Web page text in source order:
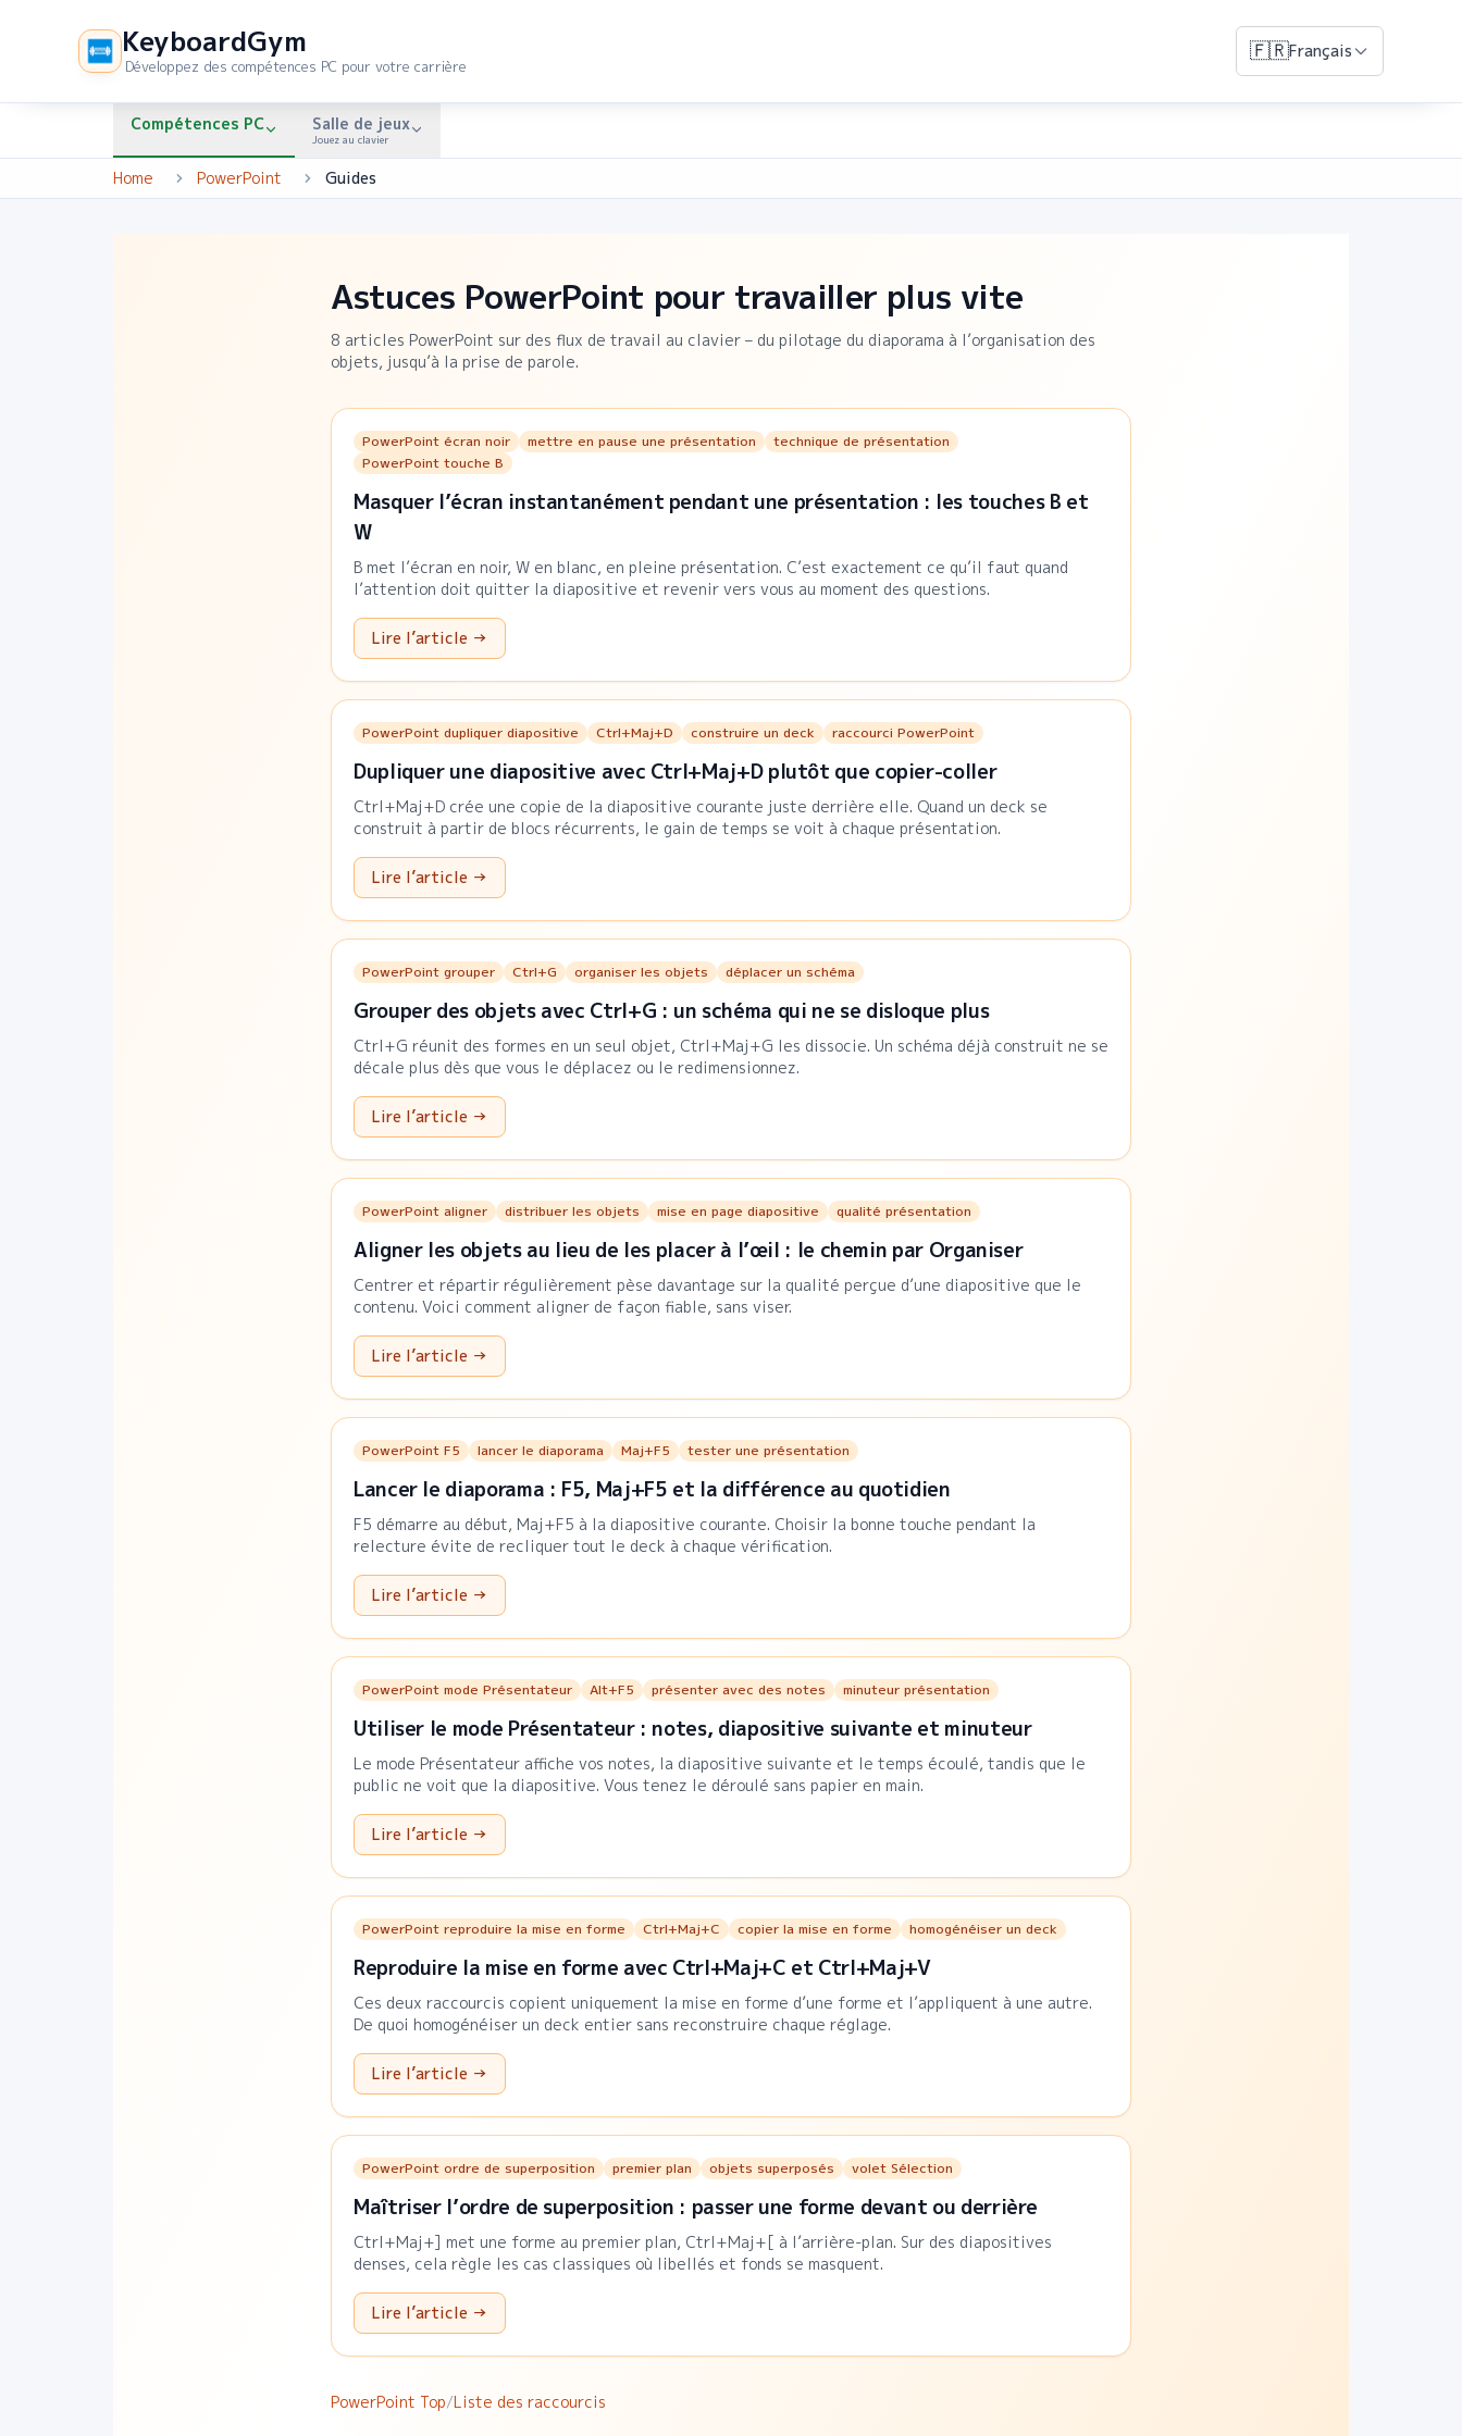
KeyboardGym
Développez des compétences PC pour votre carrière
🇫🇷Français
Compétences PC Salle de jeux
Jouez au clavier
Home PowerPoint Guides
Astuces PowerPoint pour travailler plus vite
8 articles PowerPoint sur des flux de travail au clavier – du pilotage du diaporama à l’organisation des
objets, jusqu’à la prise de parole.
PowerPoint écran noir mettre en pause une présentation
technique de présentation
PowerPoint touche B
Masquer l’écran instantanément pendant une présentation : les touches B et
W
B met l’écran en noir, W en blanc, en pleine présentation. C’est exactement ce qu’il faut quand
l’attention doit quitter la diapositive et revenir vers vous au moment des questions.
Lire l’article →
PowerPoint dupliquer diapositive Ctrl+Maj+D construire un deck raccourci PowerPoint
Dupliquer une diapositive avec Ctrl+Maj+D plutôt que copier-coller
Ctrl+Maj+D crée une copie de la diapositive courante juste derrière elle. Quand un deck se
construit à partir de blocs récurrents, le gain de temps se voit à chaque présentation.
Lire l’article →
PowerPoint grouper Ctrl+G organiser les objets déplacer un schéma
Grouper des objets avec Ctrl+G : un schéma qui ne se disloque plus
Ctrl+G réunit des formes en un seul objet, Ctrl+Maj+G les dissocie. Un schéma déjà construit ne se
décale plus dès que vous le déplacez ou le redimensionnez.
Lire l’article →
PowerPoint aligner distribuer les objets mise en page diapositive qualité présentation
Aligner les objets au lieu de les placer à l’œil : le chemin par Organiser
Centrer et répartir régulièrement pèse davantage sur la qualité perçue d’une diapositive que le
contenu. Voici comment aligner de façon fiable, sans viser.
Lire l’article →
PowerPoint F5 lancer le diaporama Maj+F5 tester une présentation
Lancer le diaporama : F5, Maj+F5 et la différence au quotidien
F5 démarre au début, Maj+F5 à la diapositive courante. Choisir la bonne touche pendant la
relecture évite de recliquer tout le deck à chaque vérification.
Lire l’article →
PowerPoint mode Présentateur Alt+F5 présenter avec des notes minuteur présentation
Utiliser le mode Présentateur : notes, diapositive suivante et minuteur
Le mode Présentateur affiche vos notes, la diapositive suivante et le temps écoulé, tandis que le
public ne voit que la diapositive. Vous tenez le déroulé sans papier en main.
Lire l’article →
PowerPoint reproduire la mise en forme Ctrl+Maj+C copier la mise en forme homogénéiser un deck
Reproduire la mise en forme avec Ctrl+Maj+C et Ctrl+Maj+V
Ces deux raccourcis copient uniquement la mise en forme d’une forme et l’appliquent à une autre.
De quoi homogénéiser un deck entier sans reconstruire chaque réglage.
Lire l’article →
PowerPoint ordre de superposition premier plan objets superposés volet Sélection
Maîtriser l’ordre de superposition : passer une forme devant ou derrière
Ctrl+Maj+] met une forme au premier plan, Ctrl+Maj+[ à l’arrière-plan. Sur des diapositives
denses, cela règle les cas classiques où libellés et fonds se masquent.
Lire l’article →
PowerPoint Top/Liste des raccourcis